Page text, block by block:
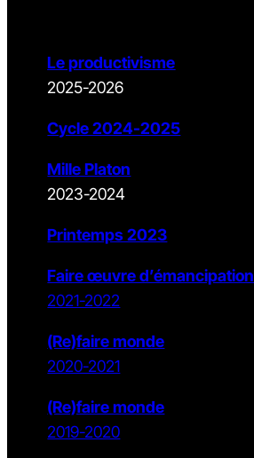
Le productivisme
2025-2026
Cycle 2024-2025
Mille Platon
2023-2024
Printemps 2023
Faire œuvre d’émancipation
2021-2022
(Re)faire monde
2020-2021
(Re)faire monde
2019-2020